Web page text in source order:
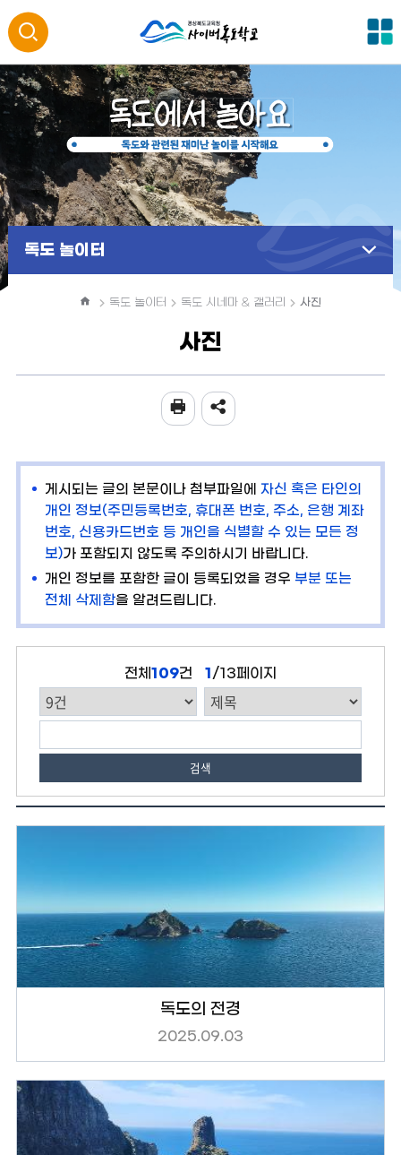
통
합
검
색
열
기
전
독도 놀이터
홈 독도 놀이터 독도 시네마 & 갤러리 사진
사진
게시되는 글의 본문이나 첨부파일에 자신 혹은 타인의
개인 정보(주민등록번호, 휴대폰 번호, 주소, 은행 계좌
번호, 신용카드번호 등 개인을 식별할 수 있는 모든 정
보)가 포함되지 않도록 주의하시기 바랍니다.
개인 정보를 포함한 글이 등록되었을 경우 부분 또는
전체 삭제함을 알려드립니다.
전체 109건 1/13페이지
검색
독도의 전경
2025.09.03